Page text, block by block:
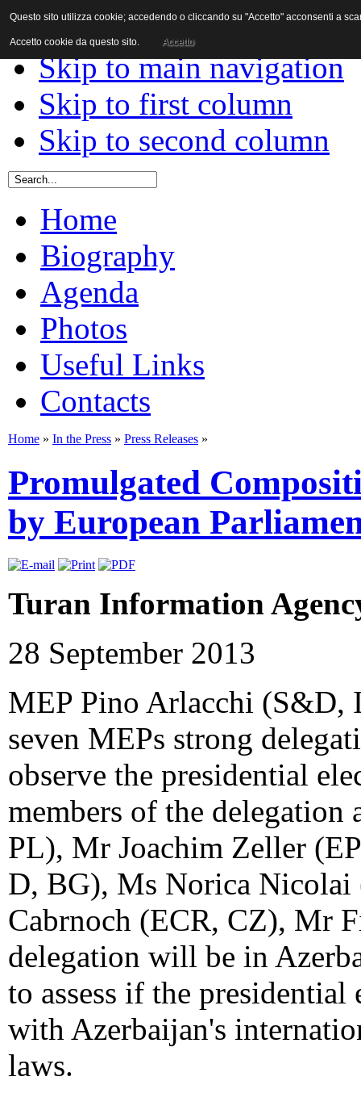
Skip to content
Skip to main navigation
Skip to first column
Skip to second column
Home
Biography
Agenda
Photos
Useful Links
Contacts
Home » In the Press » Press Releases »
Promulgated
by European
Turan Information
28 September 2013
MEP Pino Arlacchi (S&D,
seven MEPs strong
observe the presidential
members of the
PL), Mr Joachim Zeller
D, BG), Ms Norica
Cabrnoch (ECR, CZ), Mr
delegation will be in
to assess if the
with Azerbaijan's
laws.
Questo sito utilizza cookie; accedendo o cliccando su "Accetto" acconsenti a
Accetto cookie da questo sito. Accetto